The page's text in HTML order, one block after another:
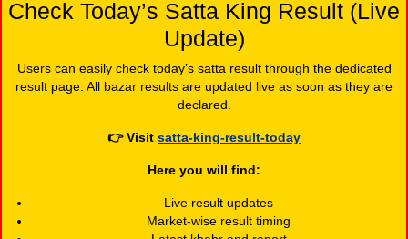
Check Today’s Satta King Result (Live
Update)
Users can easily check today’s satta result through the dedicated
result page. All bazar results are updated live as soon as they are
declared.
👉Visit satta-king-result-today
Here you will find:
Live result updates
Market-wise result timing